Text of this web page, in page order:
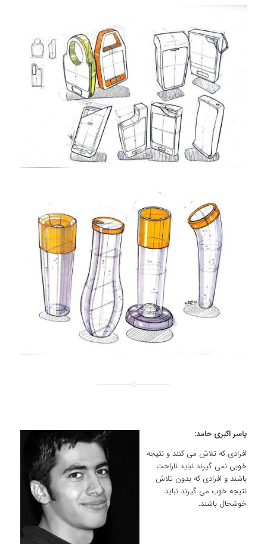
یاسر اکبری حامد:
افرادی که تلاش می کنند و نتیجه
خوبی نمی گیرند نباید ناراحت
باشند و افرادی که بدون تلاش
نتیجه خوب می گیرند نباید
خوشحال باشند.